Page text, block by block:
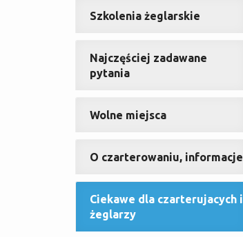
Szkolenia żeglarskie
Najczęściej zadawane
pytania
Wolne miejsca
O czarterowaniu, informacje
Ciekawe dla czarterujacych i
żeglarzy